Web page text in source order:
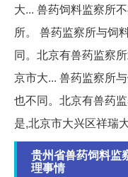
大... 兽药饲料监察所
所。 兽药监察所与饲
同。北京有兽药监察
京市大... 兽药监察所
也不同。北京有兽药
是,北京市大兴区祥瑞
贵州省兽药饲料监
理事情